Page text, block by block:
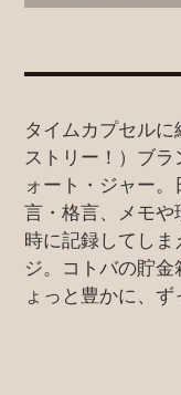
タイムカプセル
ストリー！）ブ
ォート・ジャー
言・格言、メモ
時に記録してし
ジ。コトバの貯
ょっと豊かに、ず